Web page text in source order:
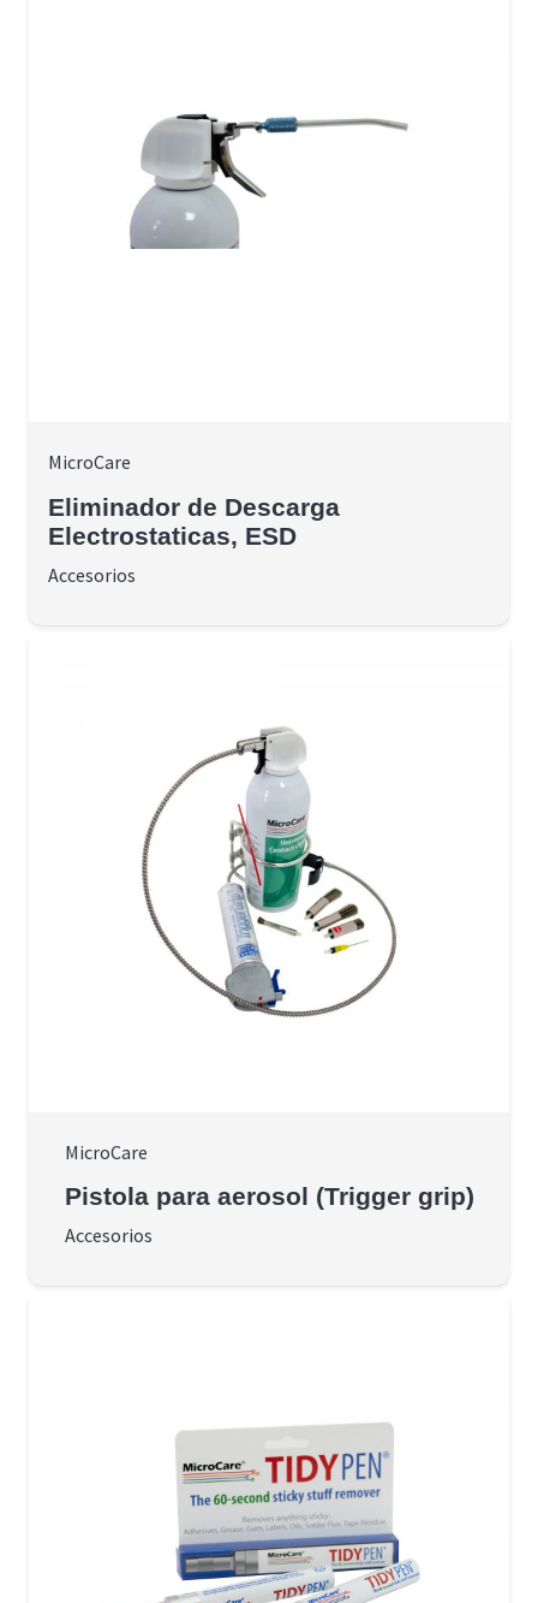
MicroCare
Eliminador de Descarga
Electrostaticas, ESD
Accesorios
MicroCare
Pistola para aerosol (Trigger grip)
Accesorios